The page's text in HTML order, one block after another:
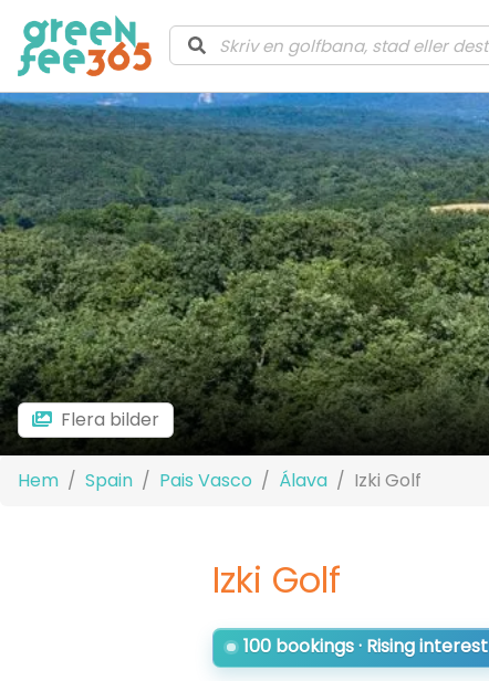
Flera bilder
Hem Spain Pais Vasco Álava Izki Golf
Izki Golf
100 bookings · Rising interest